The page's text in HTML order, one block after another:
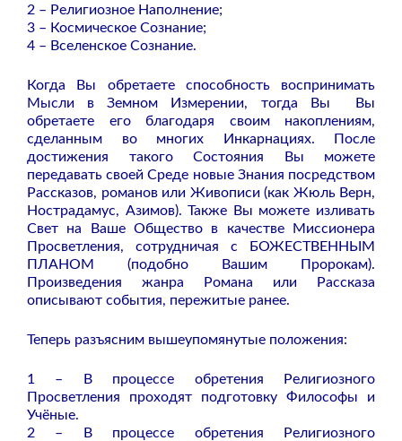
2 – Религиозное Наполнение;
3 – Космическое Сознание;
4 – Вселенское Сознание.
Когда Вы обретаете способность воспринимать
Мысли в Земном Измерении, тогда Вы Вы
обретаете его благодаря своим накоплениям,
сделанным во многих Инкарнациях. После
достижения такого Состояния Вы можете
передавать своей Среде новые Знания посредством
Рассказов, романов или Живописи (как Жюль Верн,
Нострадамус, Азимов). Также Вы можете изливать
Свет на Ваше Общество в качестве Миссионера
Просветления, сотрудничая с БОЖЕСТВЕННЫМ
ПЛАНОМ (подобно Вашим Пророкам).
Произведения жанра Романа или Рассказа
описывают события, пережитые ранее.
Теперь разъясним вышеупомянутые положения:
1 – В процессе обретения Религиозного
Просветления проходят подготовку Философы и
Учёные.
2 – В процессе обретения Религиозного